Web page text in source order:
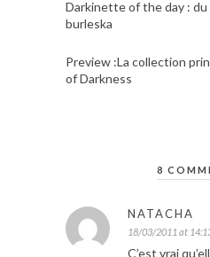
Darkinette of the day :
burleska
Preview :La collection
of Darkness
8
NATACHA
18/03/2011 at
C’est vrai